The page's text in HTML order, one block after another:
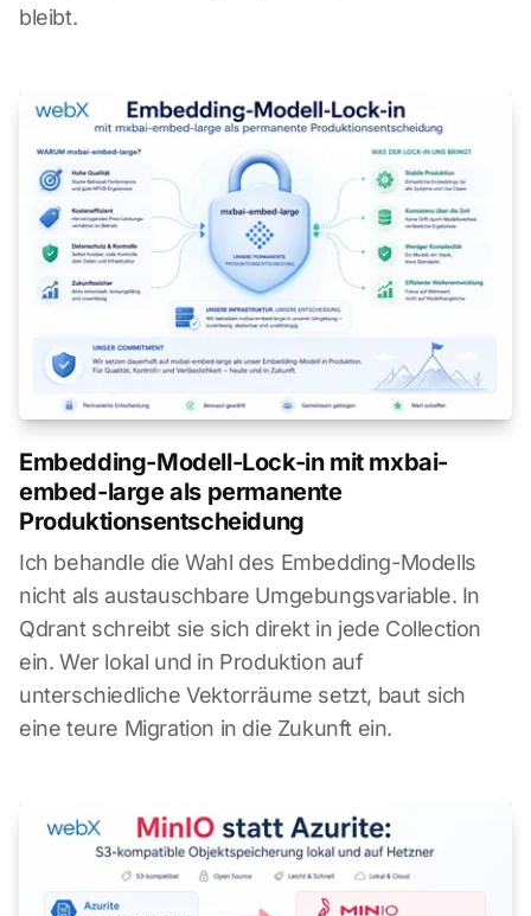
bleibt.
Embedding-Modell-Lock-in mit mxbai-
embed-large als permanente
Produktionsentscheidung
Ich behandle die Wahl des Embedding-Modells
nicht als austauschbare Umgebungsvariable. In
Qdrant schreibt sie sich direkt in jede Collection
ein. Wer lokal und in Produktion auf
unterschiedliche Vektorräume setzt, baut sich
eine teure Migration in die Zukunft ein.